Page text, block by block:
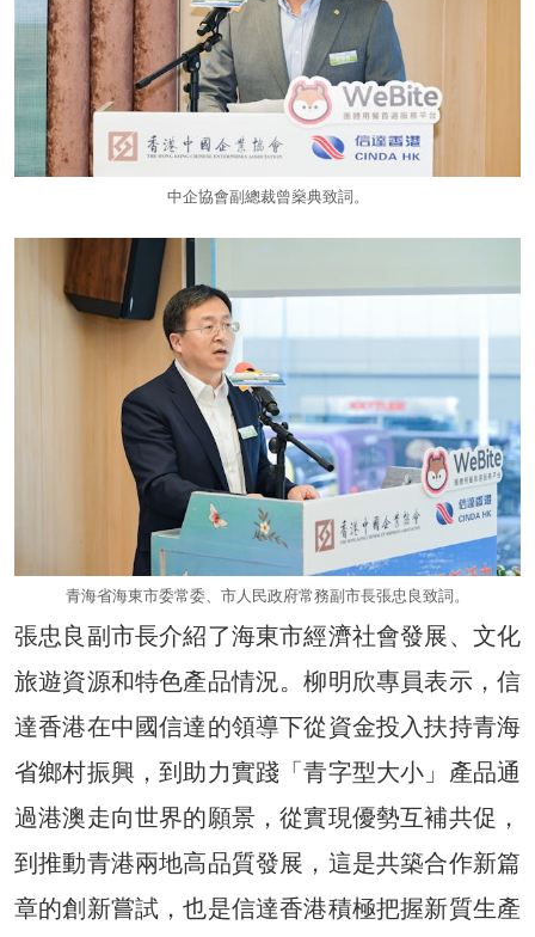
中企協會副總裁曾燊典致詞。
青海省海東市委常委、市人民政府常務副市長張忠良致詞。
張忠良副市長介紹了海東市經濟社會發展、文化
旅遊資源和特色產品情況。柳明欣專員表示，信
達香港在中國信達的領導下從資金投入扶持青海
省鄉村振興，到助力實踐「青字型大小」產品通
過港澳走向世界的願景，從實現優勢互補共促，
到推動青港兩地高品質發展，這是共築合作新篇
章的創新嘗試，也是信達香港積極把握新質生產